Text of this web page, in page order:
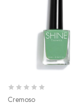
Cremoso